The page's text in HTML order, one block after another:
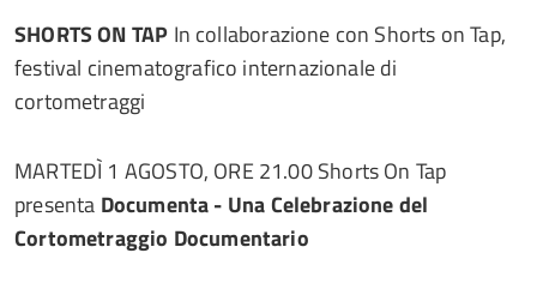
SHORTS ON TAP In collaborazione con Shorts on Tap,
festival cinematografico internazionale di
cortometraggi
MARTEDÌ 1 AGOSTO, ORE 21.00 Shorts On Tap
presenta Documenta - Una Celebrazione del
Cortometraggio Documentario